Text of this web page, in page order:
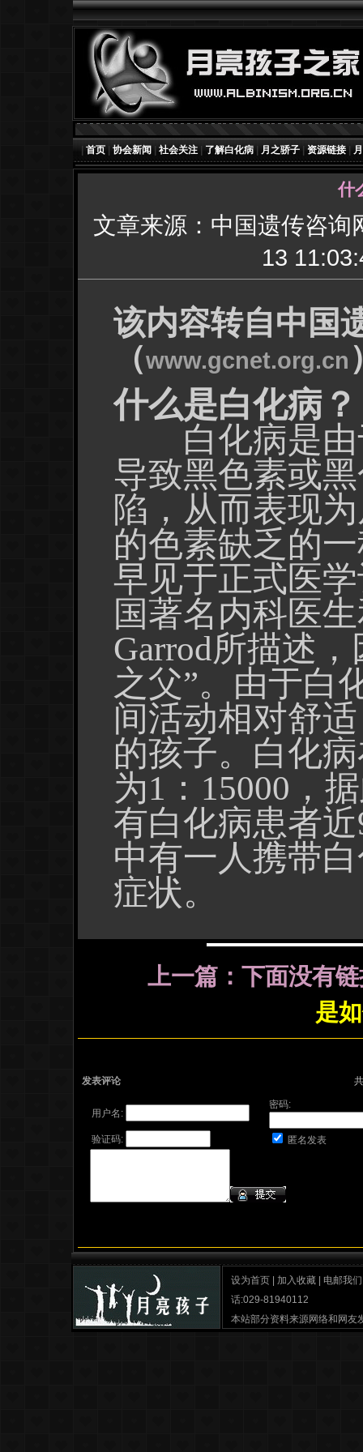
首页| 协会新闻 社会关注 了解白化病 月之骄子 资源链接|
什
文章来源：中国遗传咨询
13
该内容转自中国
（www.gcnet.org.cn
什么是白化病？
白化病是由
导致黑色素或
陷，从而表现
的色素缺乏的
早见于正式医
国著名内科医
Garrod所描述
之父”。由于白
间活动相对舒
的孩子。白化
为1：15000，
有白化病患者
中有一人携带
症状。
上一篇：下面没有
是
发表评论
用户名:
密码:
验证码: 匿名发表
设为首页 加入收藏 电邮我们
话:029-81940112
本站部分资料来源网络和网友